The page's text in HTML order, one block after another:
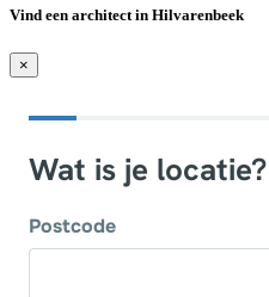
Vind een architect in Hilvarenbeek
×